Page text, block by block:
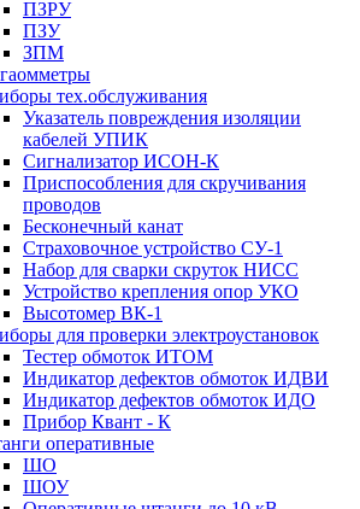
ПЗРУ
ПЗУ
ЗПМ
тех.обслуживания
Указатель повреждения изоляции
кабелей УПИК
Сигнализатор ИСОН-К
Приспособления для скручивания
проводов
Бесконечный канат
Страховочное устройство СУ-1
Набор для сварки скруток НИСС
Устройство крепления опор УКО
Высотомер ВК-1
для проверки электроустановок
Тестер обмоток ИТОМ
Индикатор дефектов обмоток ИДВИ
Индикатор дефектов обмоток ИДО
Прибор Квант - К
оперативные
ШО
ШОУ